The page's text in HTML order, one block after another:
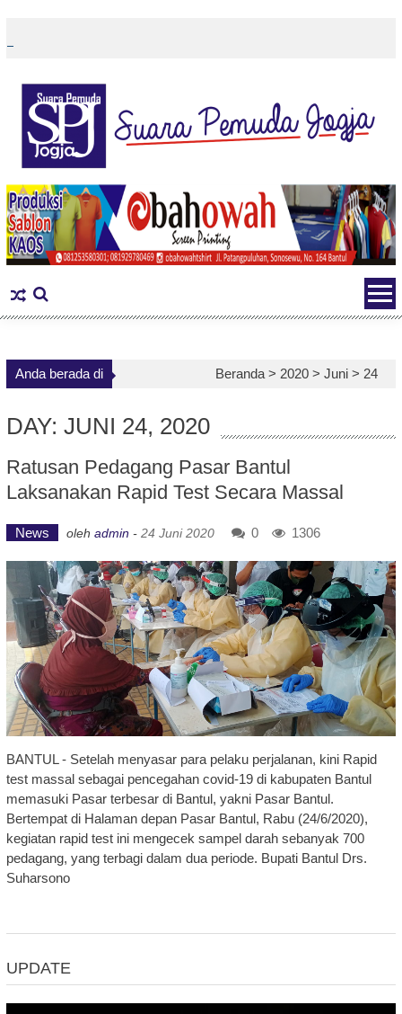
content
Anda berada di Beranda > 2020 >Juni > 24
DAY: JUNI 24, 2020
Ratusan Pedagang Pasar Bantul
Laksanakan Rapid Test Secara Massal
News oleh admin - 24 Juni 2020 0 1306
BANTUL - Setelah menyasar para pelaku perjalanan, kini Rapid
test massal sebagai pencegahan covid-19 di kabupaten Bantul
memasuki Pasar terbesar di Bantul, yakni Pasar Bantul.
Bertempat di Halaman depan Pasar Bantul, Rabu (24/6/2020),
kegiatan rapid test ini mengecek sampel darah sebanyak 700
pedagang, yang terbagi dalam dua periode. Bupati Bantul Drs.
Suharsono
UPDATE